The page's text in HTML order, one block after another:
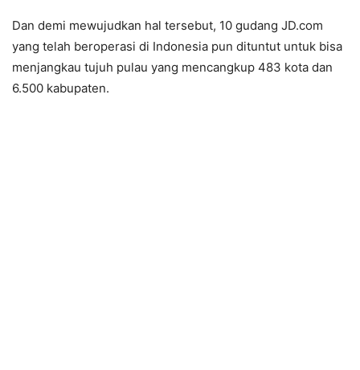
Dan demi mewujudkan hal tersebut, 10 gudang JD.com
yang telah beroperasi di Indonesia pun dituntut untuk bisa
menjangkau tujuh pulau yang mencangkup 483 kota dan
6.500 kabupaten.